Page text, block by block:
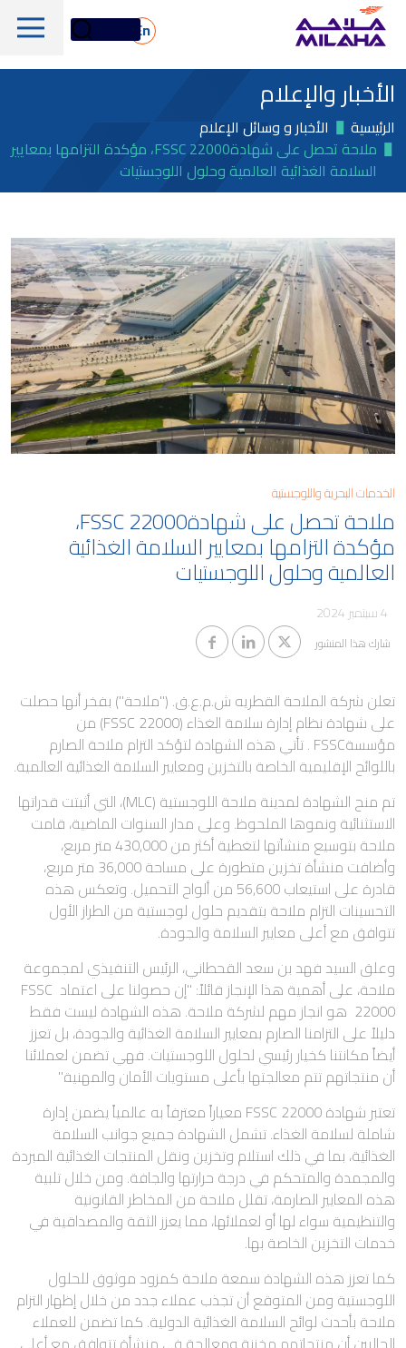
Skip to main content
En
مجلس الإدارة
الإدارة التنفيذية
القيم الجوهرية
الأسطول
الاستدامة
الخدمات البحرية واللوجستية
الخدمات البحرية والفنية
دعم المنصات البحرية
الغاز والبتروكيماويات
كابيتال
لمحة عامة
أسهم ملاحة
معلومات مالية
معلومات المساهمين والجمعية
العمومية
حوكمة الشركات
معلومات مفيدة
الأخبار والإعلام
مدونة
التقطير
الوظائف البحرية
تنبيهات الاحتيال
الأخبار والإعلام
الرئيسية
الأخبار و وسائل الإعلام
ملاحة تحصل على شهادةFSSC 22000، مؤكدة التزامها بمعايير
السلامة الغذائية العالمية وحلول اللوجستيات
الخدمات البحرية واللوجستية
ملاحة تحصل على شهادةFSSC 22000،
مؤكدة التزامها بمعايير السلامة الغذائية
العالمية وحلول اللوجستيات
4 سبتمبر 2024
شارك هذا المنشور
تعلن شركة الملاحة القطريه ش.م.ع.ق. ("ملاحة") بفخر أنها حصلت
على شهادة نظام إدارة سلامة الغذاء (FSSC 22000) من
مؤسسةFSSC . تأتي هذه الشهادة لتؤكد التزام ملاحة الصارم
باللوائح الإقليمية الخاصة بالتخزين ومعايير السلامة الغذائية العالمية.
تم منح الشهادة لمدينة ملاحة اللوجستية (MLC)، التي أثبتت قدراتها
الاستثنائية ونموها الملحوظ. وعلى مدار السنوات الماضية، قامت
ملاحة بتوسيع منشآتها لتغطية أكثر من 430,000 متر مربع،
وأضافت منشأة تخزين متطورة على مساحة 36,000 متر مربع،
قادرة على استيعاب 56,600 من ألواح التحميل. وتعكس هذه
التحسينات التزام ملاحة بتقديم حلول لوجستية من الطراز الأول
تتوافق مع أعلى معايير السلامة والجودة.
وعلق السيد فهد بن سعد القحطاني، الرئيس التنفيذي لمجموعة
ملاحة، على أهمية هذا الإنجاز قائلاً: "إن حصولنا على اعتماد FSSC
22000 هو انجاز مهم لشركة ملاحة. هذه الشهادة ليست فقط
دليلاً على التزامنا الصارم بمعايير السلامة الغذائية والجودة، بل تعزز
أيضاً مكانتنا كخيار رئيسي لحلول اللوجستيات. فهي تضمن لعملائنا
أن منتجاتهم تتم معالجتها بأعلى مستويات الأمان والمهنية."
تعتبر شهادة FSSC 22000 معياراً معترفاً به عالمياً يضمن إدارة
شاملة لسلامة الغذاء. تشمل الشهادة جميع جوانب السلامة
الغذائية، بما في ذلك استلام وتخزين ونقل المنتجات الغذائية المبردة
والمجمدة والمتحكم في درجة حرارتها والجافة. ومن خلال تلبية
هذه المعايير الصارمة، تقلل ملاحة من المخاطر القانونية
والتنظيمية سواء لها أو لعملائها، مما يعزز الثقة والمصداقية في
خدمات التخزين الخاصة بها.
كما تعزز هذه الشهادة سمعة ملاحة كمزود موثوق للحلول
اللوجستية ومن المتوقع أن تجذب عملاء جدد من خلال إظهار التزام
ملاحة بأحدث لوائح السلامة الغذائية الدولية. كما تضمن للعملاء